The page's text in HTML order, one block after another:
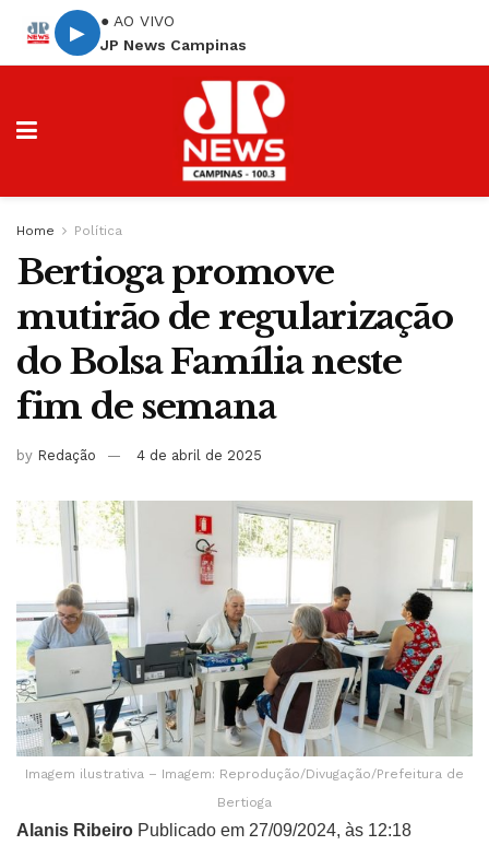
▶
● AO VIVO
JP News Campinas
Home Política
Bertioga promove
mutirão de regularização
do Bolsa Família neste
fim de semana
by Redação 4 de abril de 2025
Imagem ilustrativa – Imagem: Reprodução/Divugação/Prefeitura de
Bertioga
Alanis Ribeiro Publicado em 27/09/2024, às 12:18